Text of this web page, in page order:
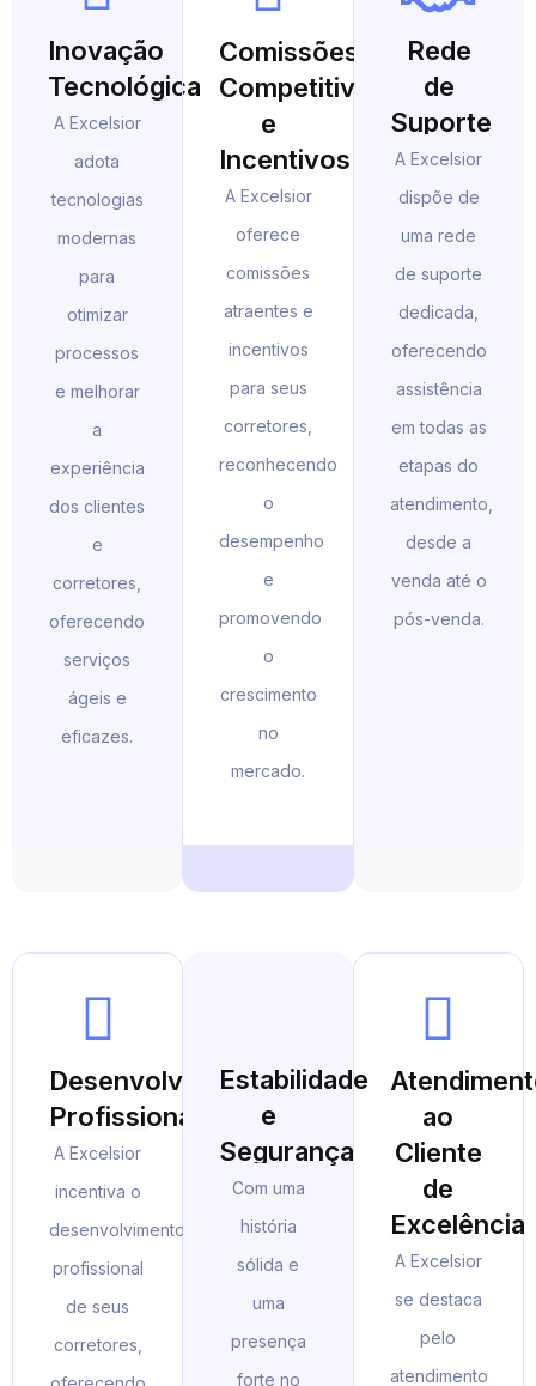
Inovação
Tecnológica
A Excelsior
adota
tecnologias
modernas
para
otimizar
processos
e melhorar
a
experiência
dos clientes
e
corretores,
oferecendo
serviços
ágeis e
eficazes.
Comissões
Competitivas
e
Incentivos
A Excelsior
oferece
comissões
atraentes e
incentivos
para seus
corretores,
reconhecendo
o
desempenho
e
promovendo
o
crescimento
no
mercado.
Rede
de
Suporte
A Excelsior
dispõe de
uma rede
de suporte
dedicada,
oferecendo
assistência
em todas as
etapas do
atendimento,
desde a
venda até o
pós-venda.
Desenvolvimento
Profissional
A Excelsior
incentiva o
desenvolvimento
profissional
de seus
corretores,
Estabilidade
e
Segurança
Com uma
história
sólida e
uma
presença
forte no
ao
Cliente
de
Excelência
A Excelsior
se destaca
pelo
atendimento